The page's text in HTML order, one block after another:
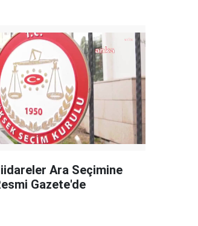
Ara Seçimine
Gazete'de